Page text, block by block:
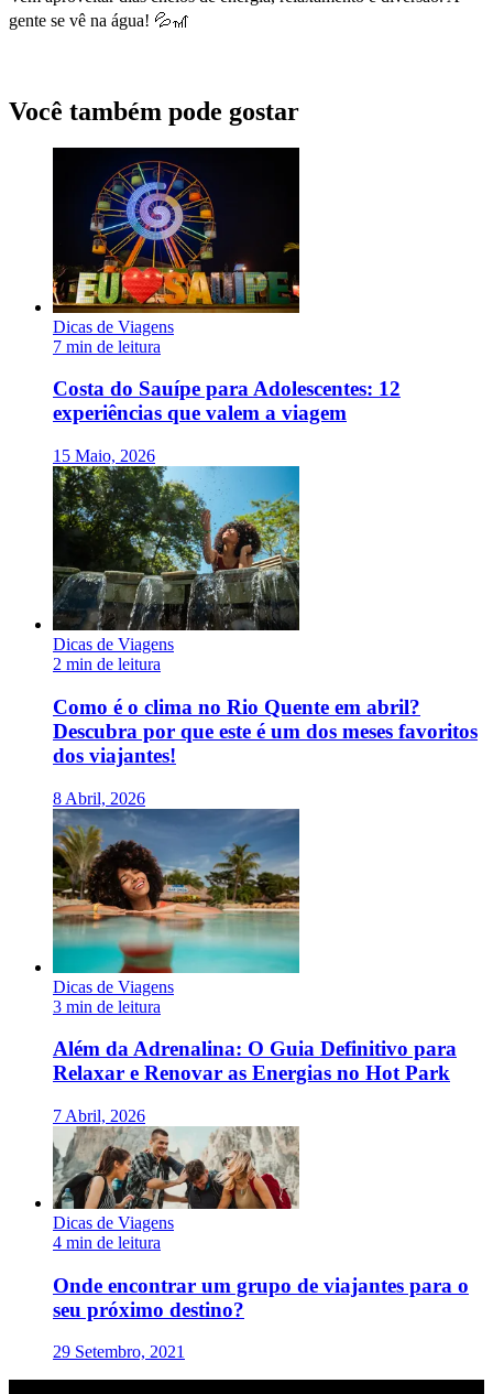
gente se vê na água! 💦🎢
Você também pode gostar
Dicas de Viagens
7 min de leitura
Costa do Sauípe para Adolescentes: 12
experiências que valem a viagem
15 Maio, 2026
Dicas de Viagens
2 min de leitura
Como é o clima no Rio Quente em abril?
Descubra por que este é um dos meses favoritos
dos viajantes!
8 Abril, 2026
Dicas de Viagens
3 min de leitura
Além da Adrenalina: O Guia Definitivo para
Relaxar e Renovar as Energias no Hot Park
7 Abril, 2026
Dicas de Viagens
4 min de leitura
Onde encontrar um grupo de viajantes para o
seu próximo destino?
29 Setembro, 2021